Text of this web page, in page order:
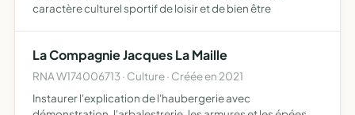
caractère culturel sportif de loisir et de bien être
La Compagnie Jacques La Maille
RNA W174006713 · Culture · Créée en 2021
Instaurer l'explication de l'haubergerie avec